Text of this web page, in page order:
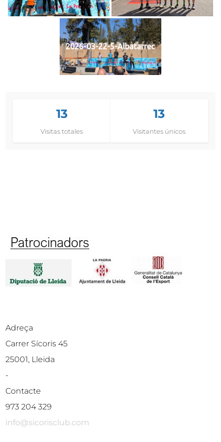
2026-03-22-5-Albatarrec
13
Visitas totales
13
Visitantes únicos
Adreça
Carrer Sícoris 45
25001, Lleida
-
Contacte
973 204 329
info@sicorisclub.com